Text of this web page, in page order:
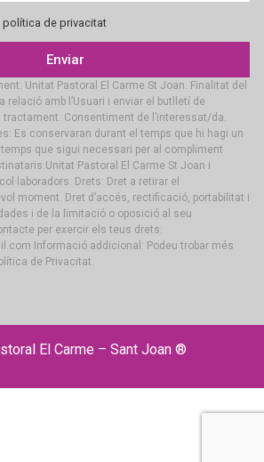
de privacitat
Enviar
Unitat Pastoral El Carme St Joan. Finalitat del
relació amb l’Usuari i enviar el butlletí de
Consentiment de l’interessat/da.
Es conservaran durant el temps que hi hagi un
que sigui necessari per al compliment
Pastoral El Carme St Joan i
Drets: Dret a retirar el
moment. Dret d’accés, rectificació, portabilitat i
i de la limitació o oposició al seu
per exercir els teus drets:
Informació addicional: Podeu trobar més
de Privacitat.
El Carme – Sant Joan ®